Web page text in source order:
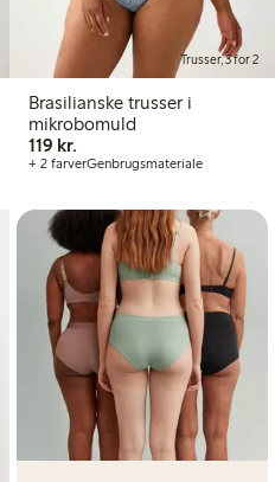
Trusser, 3 for 2
Brasilianske trusser i
mikrobomuld
119 kr.119,00 kr.
+ 2 farverGenbrugsmateriale